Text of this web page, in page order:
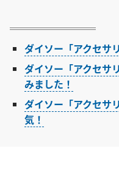
ダイソー「アクセサ
ダイソー「アクセサ
みました！
ダイソー「アクセサ
気！